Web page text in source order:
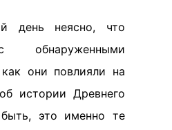
день неясно, что
обнаруженными
они повлияли на
истории Древнего
это именно те